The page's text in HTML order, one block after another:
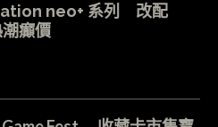
neo+ 系列 改配
癲價